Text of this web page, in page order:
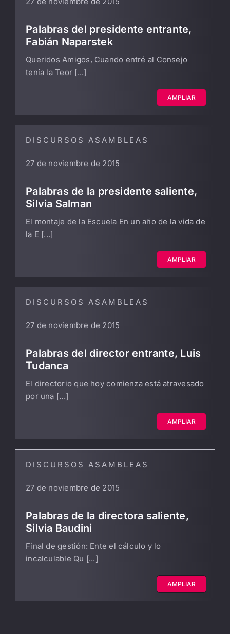
Palabras del presidente entrante,
Fabián Naparstek
Queridos Amigos, Cuando entré al Consejo
tenía la Teor [...]
AMPLIAR
DISCURSOS ASAMBLEAS
27 de noviembre de 2015
Palabras de la presidente saliente,
Silvia Salman
El montaje de la Escuela En un año de la vida de
la E [...]
AMPLIAR
DISCURSOS ASAMBLEAS
27 de noviembre de 2015
Palabras del director entrante, Luis
Tudanca
El directorio que hoy comienza está atravesado
por una [...]
AMPLIAR
DISCURSOS ASAMBLEAS
27 de noviembre de 2015
Palabras de la directora saliente,
Silvia Baudini
Final de gestión: Ente el cálculo y lo
incalculable Qu [...]
AMPLIAR